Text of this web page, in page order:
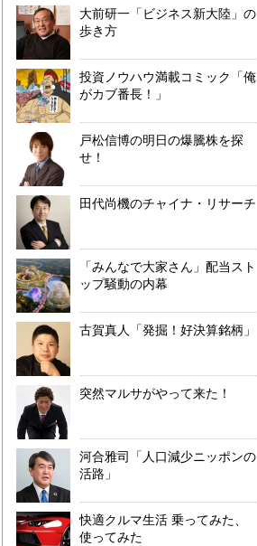
大前研一「ビジネス新大陸」の
歩き方
投資ノウハウ満載コミック「俺
がカブ番長！」
戸松信博の明日の爆騰株を探
せ！
田代尚機のチャイナ・リサーチ
「みんなで大家さん」配当スト
ップ騒動の内幕
古賀真人「発掘！好決算銘柄」
突然マルサがやって来た！
河合雅司「人口減少ニッポンの
活路」
快適クルマ生活 乗ってみた、
使ってみた